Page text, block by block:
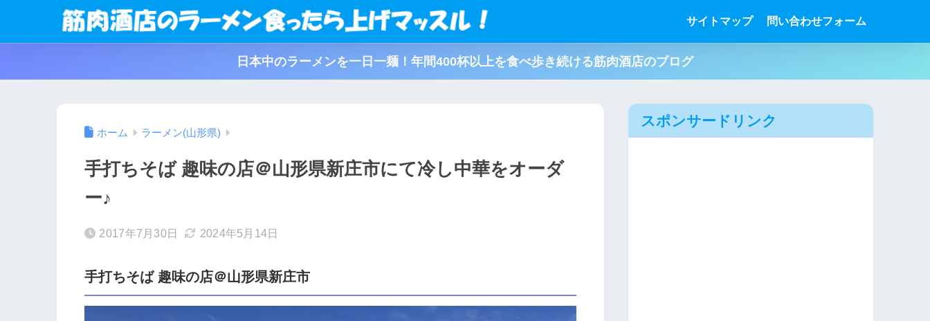
サイトマップ 問い合わせフォーム
日本中のラーメンを一日一麺！年間400杯以上を食べ歩き続ける筋肉酒店のブログ
ホーム ラーメン(山形県)
手打ちそば 趣味の店＠山形県新庄市にて冷し中華をオーダ
ー♪
2017年7月30日 2024年5月14日
手打ちそば 趣味の店＠山形県新庄市
スポンサードリンク